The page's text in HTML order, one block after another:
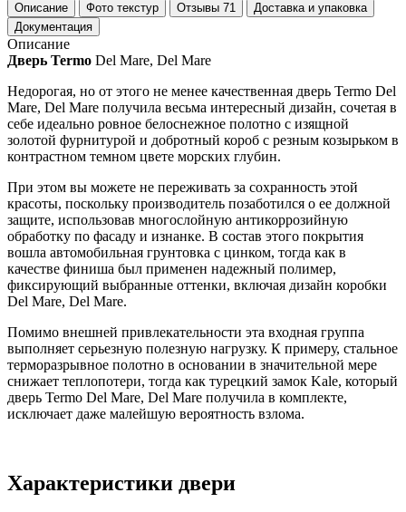
Описание
Фото текстур Отзывы 71
Доставка и упаковка
Документация
Описание
Дверь Termo Del Mare, Del Mare
Недорогая, но от этого не менее качественная дверь Termo Del
Mare, Del Mare получила весьма интересный дизайн, сочетая в
себе идеально ровное белоснежное полотно с изящной
золотой фурнитурой и добротный короб с резным козырьком в
контрастном темном цвете морских глубин.
При этом вы можете не переживать за сохранность этой
красоты, поскольку производитель позаботился о ее должной
защите, использовав многослойную антикоррозийную
обработку по фасаду и изнанке. В состав этого покрытия
вошла автомобильная грунтовка с цинком, тогда как в
качестве финиша был применен надежный полимер,
фиксирующий выбранные оттенки, включая дизайн коробки
Del Mare, Del Mare.
Помимо внешней привлекательности эта входная группа
выполняет серьезную полезную нагрузку. К примеру, стальное
терморазрывное полотно в основании в значительной мере
снижает теплопотери, тогда как турецкий замок Kale, который
дверь Termo Del Mare, Del Mare получила в комплекте,
исключает даже малейшую вероятность взлома.
Характеристики двери